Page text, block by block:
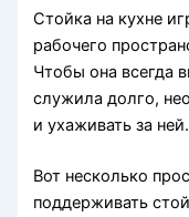
Стойка на кухне
рабочего
Чтобы она всегда
служила долго,
и ухаживать за ней.
Вот несколько
поддерживать